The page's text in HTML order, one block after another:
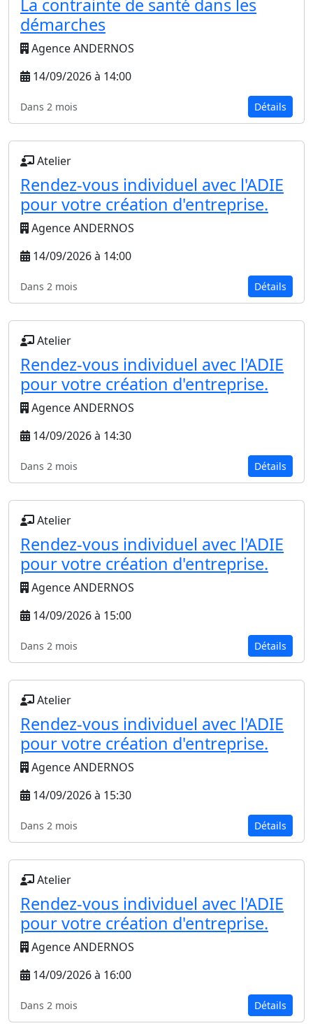
La contrainte de santé dans les
démarches
Agence ANDERNOS
14/09/2026 à 14:00
Dans 2 mois Détails
Atelier
Rendez-vous individuel avec l'ADIE
pour votre création d'entreprise.
Agence ANDERNOS
14/09/2026 à 14:00
Dans 2 mois Détails
Atelier
Rendez-vous individuel avec l'ADIE
pour votre création d'entreprise.
Agence ANDERNOS
14/09/2026 à 14:30
Dans 2 mois Détails
Atelier
Rendez-vous individuel avec l'ADIE
pour votre création d'entreprise.
Agence ANDERNOS
14/09/2026 à 15:00
Dans 2 mois Détails
Atelier
Rendez-vous individuel avec l'ADIE
pour votre création d'entreprise.
Agence ANDERNOS
14/09/2026 à 15:30
Dans 2 mois Détails
Atelier
Rendez-vous individuel avec l'ADIE
pour votre création d'entreprise.
Agence ANDERNOS
14/09/2026 à 16:00
Dans 2 mois Détails